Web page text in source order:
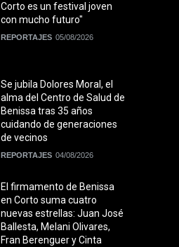
Corto es un festival joven
con mucho futuro"
REPORTAJES 05/08/2026
Se jubila Dolores Moral, el
alma del Centro de Salud de
Benissa tras 35 años
cuidando de generaciones
de vecinos
REPORTAJES 04/08/2026
El firmamento de Benissa
en Corto suma cuatro
nuevas estrellas: Juan José
Ballesta, Melani Olivares,
Fran Berenguer y Cinta